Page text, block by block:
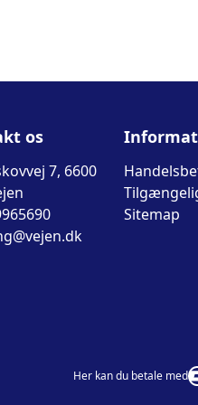
os
7, 6600
Sitemap
Her kan du betale med